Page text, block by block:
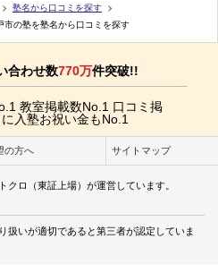
塾名から口コミを探す
市の塾を塾名から口コミを探す
合わせ数770万件突破!!
の方へ サイトマップ
クロ（東証上場）が運営しています。
扱いが適切であると第三者が認定していま